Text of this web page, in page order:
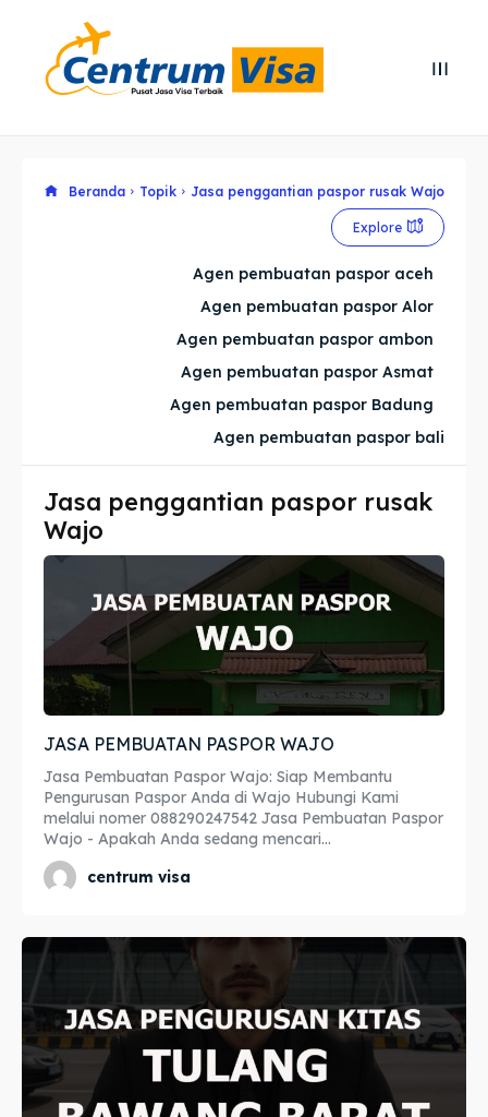
Cari
Cari
Explore our destinations
Imta
Legalisir
Apostille
Penerjemah
Asuransi
Blog
Explore our destinations
Imta
Legalisir
Apostille
Penerjemah
Asuransi
Blog
Beranda Topik Jasa penggantian paspor rusak Wajo
Explore
Agen pembuatan paspor aceh
Agen pembuatan paspor Alor
Agen pembuatan paspor ambon
Agen pembuatan paspor Asmat
Agen pembuatan paspor Badung
Agen pembuatan paspor bali
Jasa penggantian paspor rusak
Wajo
JASA PEMBUATAN PASPOR WAJO
Jasa Pembuatan Paspor Wajo: Siap Membantu
Pengurusan Paspor Anda di Wajo Hubungi Kami
melalui nomer 088290247542 Jasa Pembuatan Paspor
Wajo - Apakah Anda sedang mencari...
centrum visa